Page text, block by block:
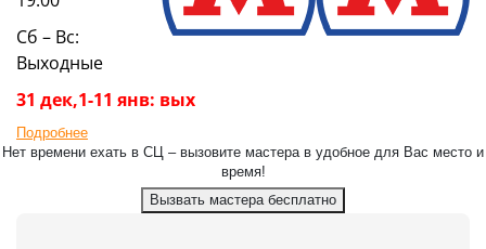
Сб – Вс:
Выходные
31 дек,1-11 янв: вых
Подробнее
Нет времени ехать в СЦ – вызовите мастера в удобное для Вас место и
время!
Вызвать мастера бесплатно